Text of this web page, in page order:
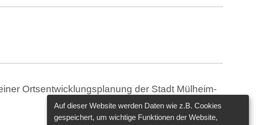
Ortsentwicklungsplanung der Stadt Mülheim-
Auf dieser Website werden Daten wie z.B. Cookies
gespeichert, um wichtige Funktionen der Website,